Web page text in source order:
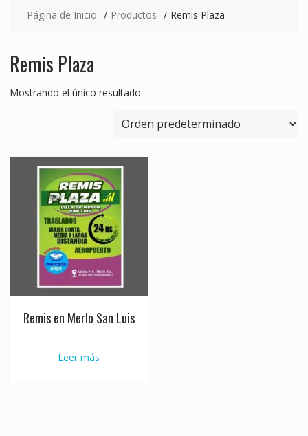
Página de Inicio Productos Remis Plaza
Remis Plaza
Mostrando el único resultado
Remis en Merlo San Luis
Leer más